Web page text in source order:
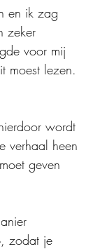
en ik zag
zeker
voor mij
moest lezen.
wordt
verhaal heen
geven
zodat je